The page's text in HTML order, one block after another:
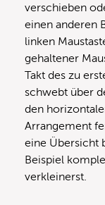
verschieben
einen anderen
linken
gehaltener
Takt des zu
schwebt über
den
Arrangement
eine Übersicht
Beispiel
verkleinerst.